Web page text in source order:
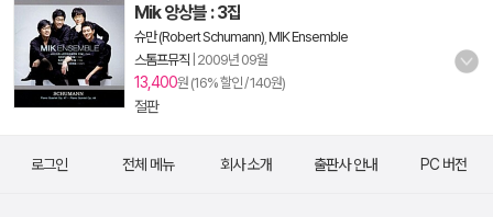
Mik 앙상블 : 3집
슈만 (Robert Schumann) MIK Ensemble
스톰프뮤직 2009년 09월
13,400원 (16% 할인 / 140원)
절판
로그인 전체 메뉴 회사 소개 출판사 안내 PC 버전